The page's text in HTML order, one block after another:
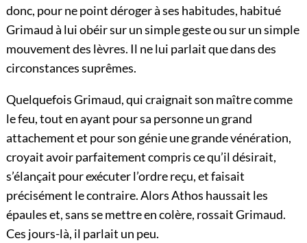
donc, pour ne point déroger à ses habitudes, habitué
Grimaud à lui obéir sur un simple geste ou sur un simple
mouvement des lèvres. Il ne lui parlait que dans des
circonstances suprêmes.
Quelquefois Grimaud, qui craignait son maître comme
le feu, tout en ayant pour sa personne un grand
attachement et pour son génie une grande vénération,
croyait avoir parfaitement compris ce qu’il désirait,
s’élançait pour exécuter l’ordre reçu, et faisait
précisément le contraire. Alors Athos haussait les
épaules et, sans se mettre en colère, rossait Grimaud.
Ces jours-là, il parlait un peu.